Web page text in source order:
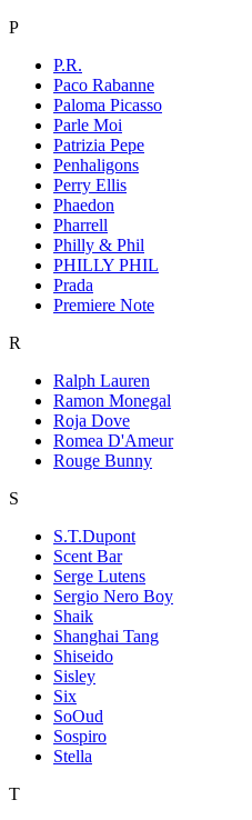
P
P.R.
Paco Rabanne
Paloma Picasso
Parle Moi
Patrizia Pepe
Penhaligons
Perry Ellis
Phaedon
Pharrell
Philly & Phil
PHILLY PHIL
Prada
Premiere Note
R
Ralph Lauren
Ramon Monegal
Roja Dove
Romea D'Ameur
Rouge Bunny
S
S.T.Dupont
Scent Bar
Serge Lutens
Sergio Nero Boy
Shaik
Shanghai Tang
Shiseido
Sisley
Six
SoOud
Sospiro
Stella
T